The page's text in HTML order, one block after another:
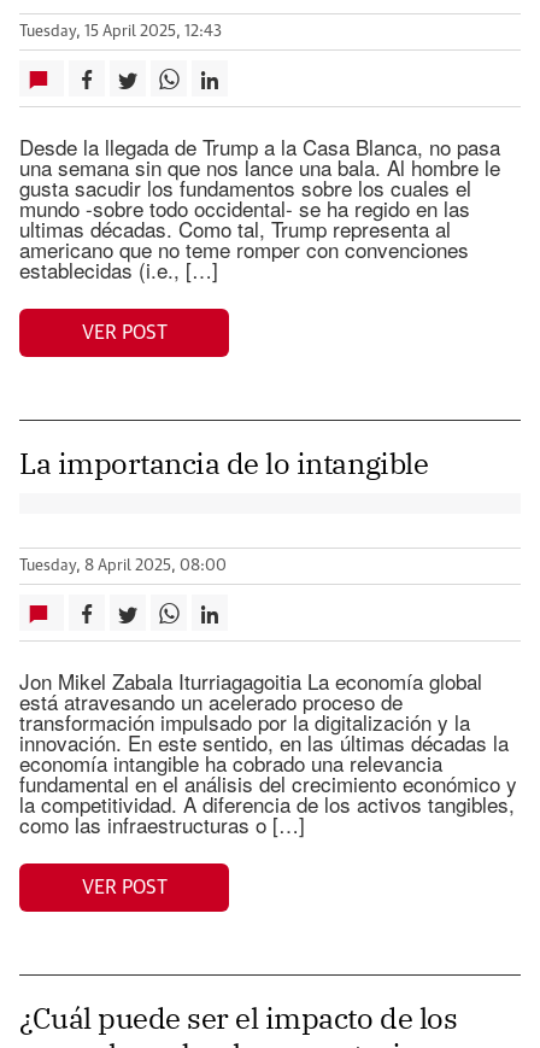
Tuesday, 15 April 2025, 12:43
Desde la llegada de Trump a la Casa Blanca, no pasa
una semana sin que nos lance una bala. Al hombre le
gusta sacudir los fundamentos sobre los cuales el
mundo -sobre todo occidental- se ha regido en las
ultimas décadas. Como tal, Trump representa al
americano que no teme romper con convenciones
establecidas (i.e., […]
VER POST
La importancia de lo intangible
Tuesday, 8 April 2025, 08:00
Jon Mikel Zabala Iturriagagoitia La economía global
está atravesando un acelerado proceso de
transformación impulsado por la digitalización y la
innovación. En este sentido, en las últimas décadas la
economía intangible ha cobrado una relevancia
fundamental en el análisis del crecimiento económico y
la competitividad. A diferencia de los activos tangibles,
como las infraestructuras o […]
VER POST
¿Cuál puede ser el impacto de los